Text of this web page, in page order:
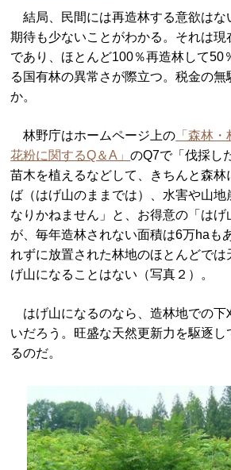
結局、民間には再造林する意欲はな
期待も少ないことがわかる。それは現
であり、ほとんど100％再造林して50
る国有林の異常さが際立つ。税金の
か。
林野庁はホームページ上の 「森林
花粉に関するQ＆A」のQ7で「伐採し
苗木を植えるなどして、きちんと森
ば（はげ山のままでは）、水害や山地
なりかねません」と、お得意の「はげ
が、毎年造林されない面積は6万haも
れずに放置された林地のほとんどでは
げ山になることはない（写真２）。
はげ山になるのなら、造林地での下
いだろう。旺盛な天然更新力を駆逐
るのだ。